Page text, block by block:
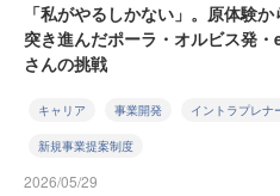
「私がやるしかない」。原体験
突き進んだポーラ・オルビス発
さんの挑戦
キャリア 事業開発 イントラプレナ
新規事業提案制度
2026/05/29